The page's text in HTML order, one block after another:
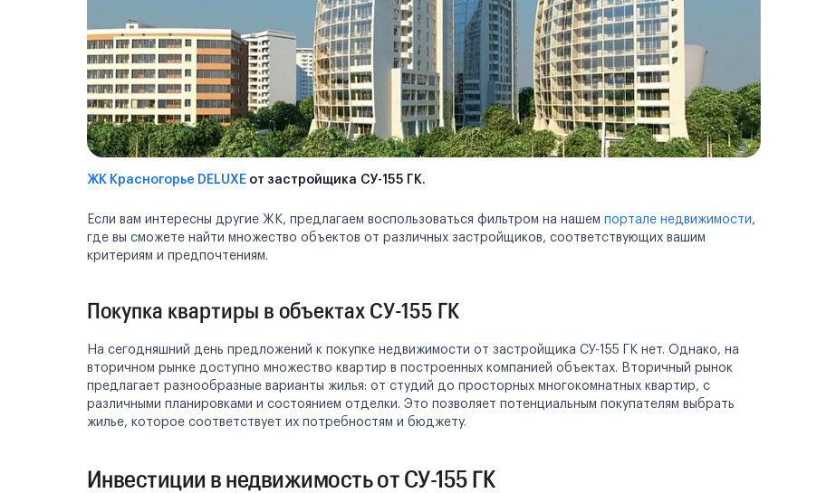
ЖК Красногорье DELUXE от застройщика СУ-155 ГК.
Если вам интересны другие ЖК, предлагаем воспользоваться фильтром на нашем портале недвижимости,
где вы сможете найти множество объектов от различных застройщиков, соответствующих вашим
критериям и предпочтениям.
Покупка квартиры в объектах СУ-155 ГК
На сегодняшний день предложений к покупке недвижимости от застройщика СУ-155 ГК нет. Однако, на
вторичном рынке доступно множество квартир в построенных компанией объектах. Вторичный рынок
предлагает разнообразные варианты жилья: от студий до просторных многокомнатных квартир, с
различными планировками и состоянием отделки. Это позволяет потенциальным покупателям выбрать
жилье, которое соответствует их потребностям и бюджету.
Инвестиции в недвижимость от СУ-155 ГК